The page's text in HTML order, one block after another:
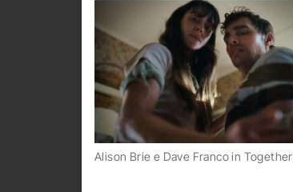
Alison Brie e Dave Franco in Together